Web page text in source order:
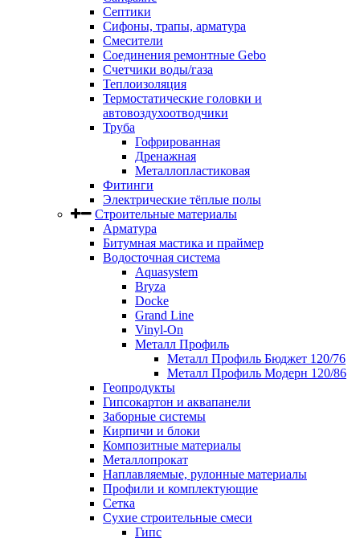
Септики
Сифоны, трапы, арматура
Смесители
Соединения ремонтные Gebo
Счетчики воды/газа
Теплоизоляция
Термостатические головки и
автовоздухоотводчики
Труба
Гофрированная
Дренажная
Металлопластиковая
Фитинги
Электрические тёплые полы
Строительные материалы
Арматура
Битумная мастика и праймер
Водосточная система
Aquasystem
Bryza
Docke
Grand Line
Vinyl-On
Металл Профиль
Металл Профиль Бюджет 120/76
Металл Профиль Модерн 120/86
Геопродукты
Гипсокартон и аквапанели
Заборные системы
Кирпичи и блоки
Композитные материалы
Металлопрокат
Наплавляемые, рулонные материалы
Профили и комплектующие
Сетка
Сухие строительные смеси
Гипс